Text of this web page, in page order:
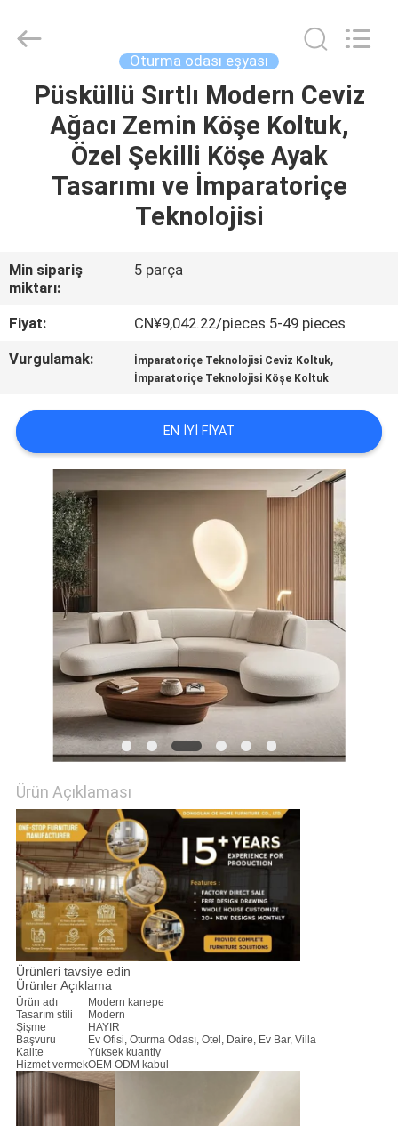
ANA
SAYFA
ÜRÜNLER
VR
GÖSTERISI
HAKKIMIZDA
FABRIKA
TURU
ULAŞIN
HABERLER
TALEPLERI
TEKLIF
ISTEĞI
SITE
HARITASI
GIZLILIK
POLITIKASI
Furniture
Reserved.
Oturma odası eşyası
Püsküllü Sırtlı Modern Ceviz
Ağacı Zemin Köşe Koltuk,
Özel Şekilli Köşe Ayak
Tasarımı ve İmparatoriçe
Teknolojisi
Min sipariş
miktarı:
5 parça
Fiyat:
CN¥9,042.22/pieces 5-49 pieces
Vurgulamak:
İmparatoriçe Teknolojisi Ceviz Koltuk,
İmparatoriçe Teknolojisi Köşe Koltuk
EN IYI FIYAT
Ürün Açıklaması
Ürünleri tavsiye edin
Ürünler Açıklama
Ürün adı
Modern kanepe
Tasarım stili
Modern
Şişme
HAYIR
Başvuru
Ev Ofisi, Oturma Odası, Otel, Daire, Ev Bar, Villa
Kalite
Yüksek kuantiy
Hizmet vermekOEM ODM kabul